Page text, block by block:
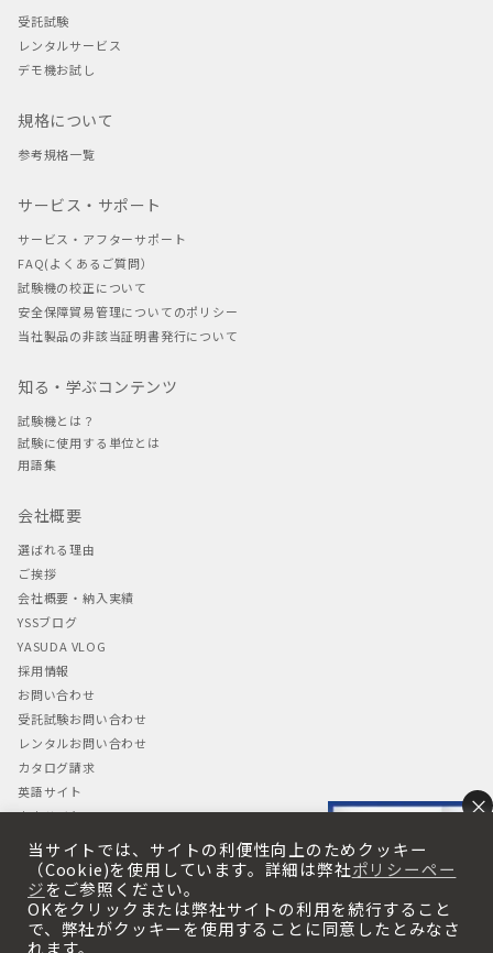
受託試験
レンタルサービス
デモ機お試し
規格について
参考規格一覧
サービス・サポート
サービス・アフターサポート
FAQ(よくあるご質問）
試験機の校正について
安全保障貿易管理についてのポリシー
当社製品の非該当証明書発行について
知る・学ぶコンテンツ
試験機とは？
試験に使用する単位とは
用語集
会社概要
選ばれる理由
ご挨拶
会社概要・納入実績
YSSブログ
YASUDA VLOG
採用情報
お問い合わせ
受託試験お問い合わせ
レンタルお問い合わせ
カタログ請求
英語サイト
中文サイト
プライバシーポリシー
プライバシーポリシー
・Cookieの使用について
当サイトでは、サイトの利便性向上のためクッキー
（Cookie)を使用しています。詳細は弊社ポリシーペー
ジをご参照ください。
OKをクリックまたは弊社サイトの利用を続行すること
で、弊社がクッキーを使用することに同意したとみなさ
れます。
×